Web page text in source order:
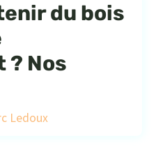
du bois
Nos
Ledoux